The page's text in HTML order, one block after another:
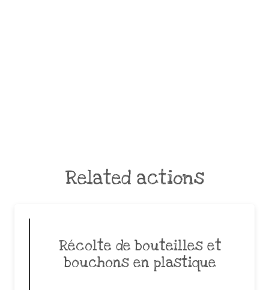
Related actions
Récolte de bouteilles et
bouchons en plastique